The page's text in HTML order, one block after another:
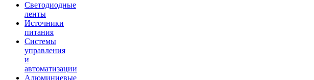
Светодиодные
ленты
Источники
питания
Системы
управления
и
автоматизации
Алюминиевые